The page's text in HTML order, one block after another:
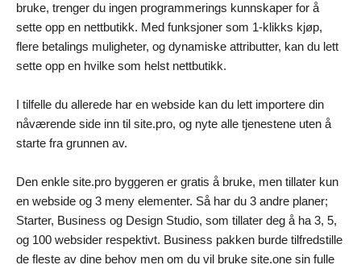
bruke, trenger du ingen programmerings kunnskaper for å
sette opp en nettbutikk. Med funksjoner som 1-klikks kjøp,
flere betalings muligheter, og dynamiske attributter, kan du lett
sette opp en hvilke som helst nettbutikk.
I tilfelle du allerede har en webside kan du lett importere din
nåværende side inn til site.pro, og nyte alle tjenestene uten å
starte fra grunnen av.
Den enkle site.pro byggeren er gratis å bruke, men tillater kun
en webside og 3 meny elementer. Så har du 3 andre planer;
Starter, Business og Design Studio, som tillater deg å ha 3, 5,
og 100 websider respektivt. Business pakken burde tilfredstille
de fleste av dine behov men om du vil bruke site.one sin fulle